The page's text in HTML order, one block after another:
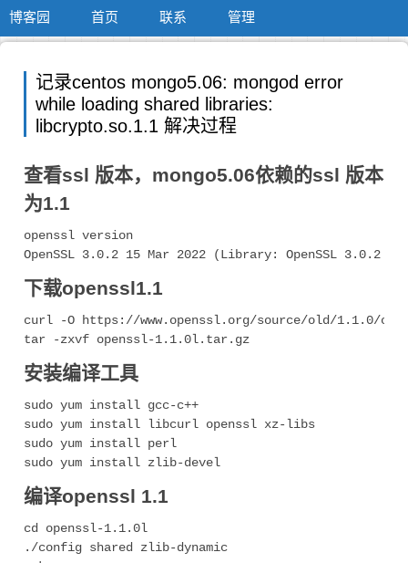
博客园 首页 联系 管理
记录centos mongo5.06: mongod error
while loading shared libraries:
libcrypto.so.1.1 解决过程
查看ssl 版本，mongo5.06依赖的ssl 版本
为1.1
openssl version
下载openssl1.1
curl -O https://www.openssl.org/source/old/1.1.0/
安装编译工具
sudo yum install gcc-c++
sudo yum install libcurl openssl xz-libs
sudo yum install perl
编译openssl 1.1
cd openssl-1.1.0l
./config shared zlib-dynamic